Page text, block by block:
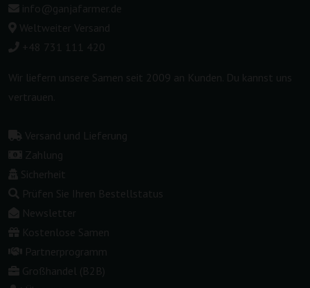
info@ganjafarmer.de
Weltweiter Versand
+48 731 111 420
Wir liefern unsere Samen seit 2009 an Kunden. Du kannst uns
vertrauen.
Versand und Lieferung
Zahlung
Sicherheit
Prüfen Sie Ihren Bestellstatus
Newsletter
Kostenlose Samen
Partnerprogramm
Großhandel (B2B)